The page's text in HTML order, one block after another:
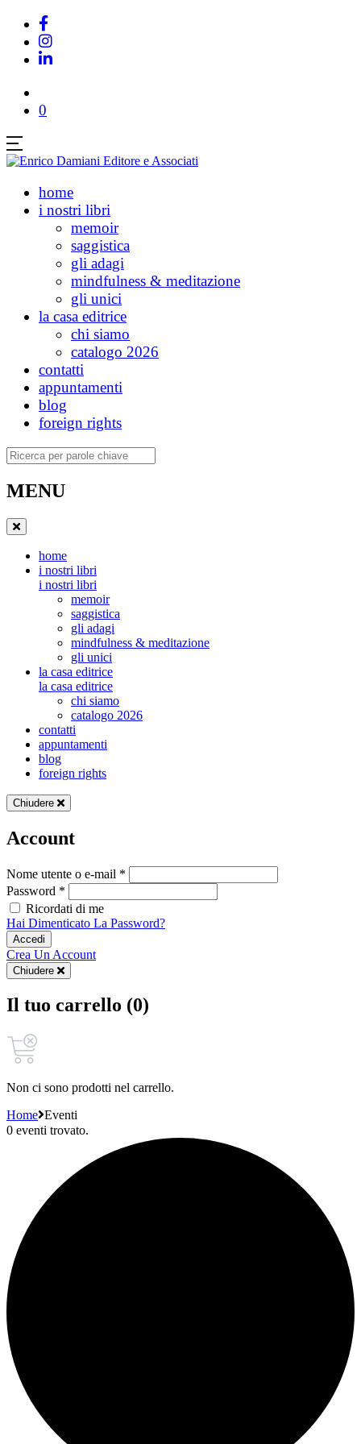
0
home
i nostri libri
memoir
saggistica
gli adagi
mindfulness & meditazione
gli unici
la casa editrice
chi siamo
catalogo 2026
contatti
appuntamenti
blog
foreign rights
Ricerca
MENU
home
i nostri libri
i nostri libri
memoir
saggistica
gli adagi
mindfulness & meditazione
gli unici
la casa editrice
la casa editrice
chi siamo
catalogo 2026
contatti
appuntamenti
blog
foreign rights
Chiudere
Account
Nome utente o e-mail *
Password *
Ricordati di me
Hai Dimenticato La Password?
Accedi
Crea Un Account
Chiudere
Il tuo carrello (0)
Non ci sono prodotti nel carrello.
Home Eventi
0 eventi trovato.